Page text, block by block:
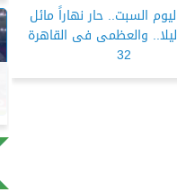
السبت.. حار نهاراً مائل
ليلا.. والعظمى فى القاهرة
32